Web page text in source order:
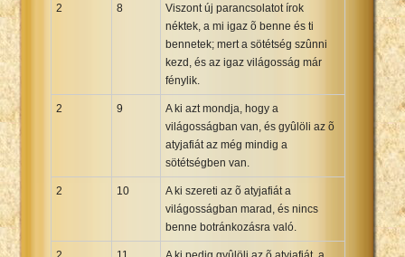
2 8
Viszont új parancsolatot írok
néktek, a mi igaz õ benne és ti
bennetek; mert a sötétség szûnni
kezd, és az igaz világosság már
fénylik.
2 9
A ki azt mondja, hogy a
világosságban van, és gyûlöli az õ
atyjafiát az még mindig a
sötétségben van.
2 10
A ki szereti az õ atyjafiát a
világosságban marad, és nincs
benne botránkozásra való.